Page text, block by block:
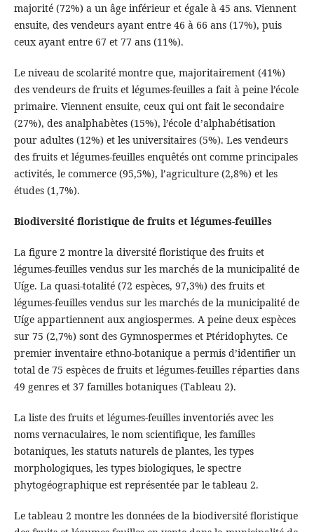
majorité (72%) a un âge inférieur et égale à 45 ans. Viennent
ensuite, des vendeurs ayant entre 46 à 66 ans (17%), puis
ceux ayant entre 67 et 77 ans (11%).
Le niveau de scolarité montre que, majoritairement (41%)
des vendeurs de fruits et légumes-feuilles a fait à peine l’école
primaire. Viennent ensuite, ceux qui ont fait le secondaire
(27%), des analphabètes (15%), l’école d’alphabétisation
pour adultes (12%) et les universitaires (5%). Les vendeurs
des fruits et légumes-feuilles enquêtés ont comme principales
activités, le commerce (95,5%), l’agriculture (2,8%) et les
études (1,7%).
Biodiversité floristique de fruits et légumes-feuilles
La figure 2 montre la diversité floristique des fruits et
légumes-feuilles vendus sur les marchés de la municipalité de
Uíge. La quasi-totalité (72 espèces, 97,3%) des fruits et
légumes-feuilles vendus sur les marchés de la municipalité de
Uíge appartiennent aux angiospermes. A peine deux espèces
sur 75 (2,7%) sont des Gymnospermes et Ptéridophytes. Ce
premier inventaire ethno-botanique a permis d’identifier un
total de 75 espèces de fruits et légumes-feuilles réparties dans
49 genres et 37 familles botaniques (Tableau 2).
La liste des fruits et légumes-feuilles inventoriés avec les
noms vernaculaires, le nom scientifique, les familles
botaniques, les statuts naturels de plantes, les types
morphologiques, les types biologiques, le spectre
phytogéographique est représentée par le tableau 2.
Le tableau 2 montre les données de la biodiversité floristique